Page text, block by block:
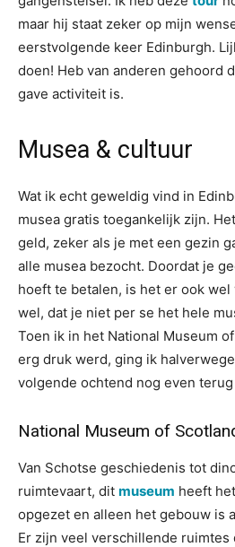
maar hij staat zeker op mijn
eerstvolgende keer Edinburgh.
doen! Heb van anderen gehoord
gave activiteit is.
Musea & cultuur
Wat ik echt geweldig vind in
musea gratis toegankelijk zijn.
geld, zeker als je met een gezin
alle musea bezocht. Doordat je
hoeft te betalen, is het er ook wel
wel, dat je niet per se het hele
Toen ik in het National Museum
erg druk werd, ging ik
volgende ochtend nog even
National Museum of
Van Schotse geschiedenis tot
ruimtevaart, dit museum heeft
opgezet en alleen het gebouw is
Er zijn veel verschillende ruimtes